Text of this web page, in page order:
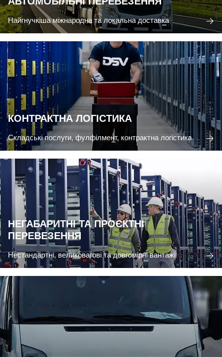
Найгнучкіша міжнародна та локальна доставка
КОНТРАКТНА ЛОГІСТИКА
Складські послуги, фулфілмент, контрактна логістика
НЕГАБАРИТНІ ТА ПРОЄКТНІ
ПЕРЕВЕЗЕННЯ
Нестандартні, великовагові та довгомірні вантажі